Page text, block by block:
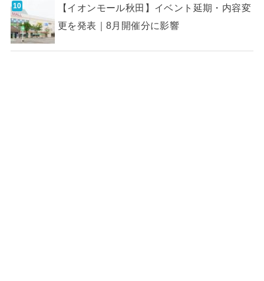
【イオンモール秋田】イベント延期・内容変
更を発表｜8月開催分に影響